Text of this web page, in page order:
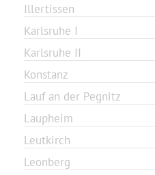
Illertissen
Karlsruhe I
Karlsruhe II
Konstanz
Lauf an der Pegnitz
Laupheim
Leutkirch
Leonberg